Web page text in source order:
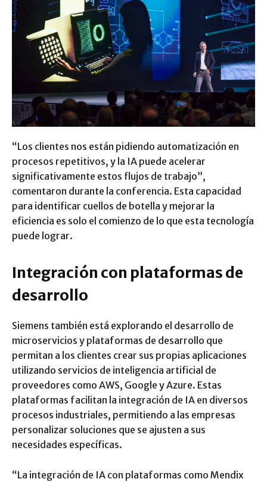
“Los clientes nos están pidiendo automatización en
procesos repetitivos, y la IA puede acelerar
significativamente estos flujos de trabajo”,
comentaron durante la conferencia. Esta capacidad
para identificar cuellos de botella y mejorar la
eficiencia es solo el comienzo de lo que esta tecnología
puede lograr.
Integración con plataformas de
desarrollo
Siemens también está explorando el desarrollo de
microservicios y plataformas de desarrollo que
permitan a los clientes crear sus propias aplicaciones
utilizando servicios de inteligencia artificial de
proveedores como AWS, Google y Azure. Estas
plataformas facilitan la integración de IA en diversos
procesos industriales, permitiendo a las empresas
personalizar soluciones que se ajusten a sus
necesidades específicas.
“La integración de IA con plataformas como Mendix